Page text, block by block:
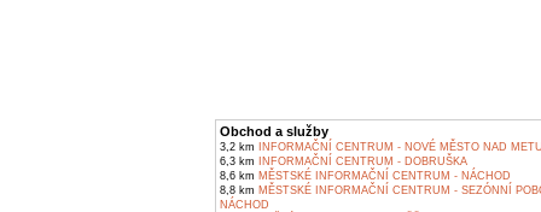
Obchod a služby
3,2 km INFORMAČNÍ CENTRUM - NOVÉ MĚSTO NAD
6,3 km INFORMAČNÍ CENTRUM - DOBRUŠKA
8,6 km MĚSTSKÉ INFORMAČNÍ CENTRUM - NÁCHOD
8,8 km MĚSTSKÉ INFORMAČNÍ CENTRUM - SEZÓNNÍ
NÁCHOD